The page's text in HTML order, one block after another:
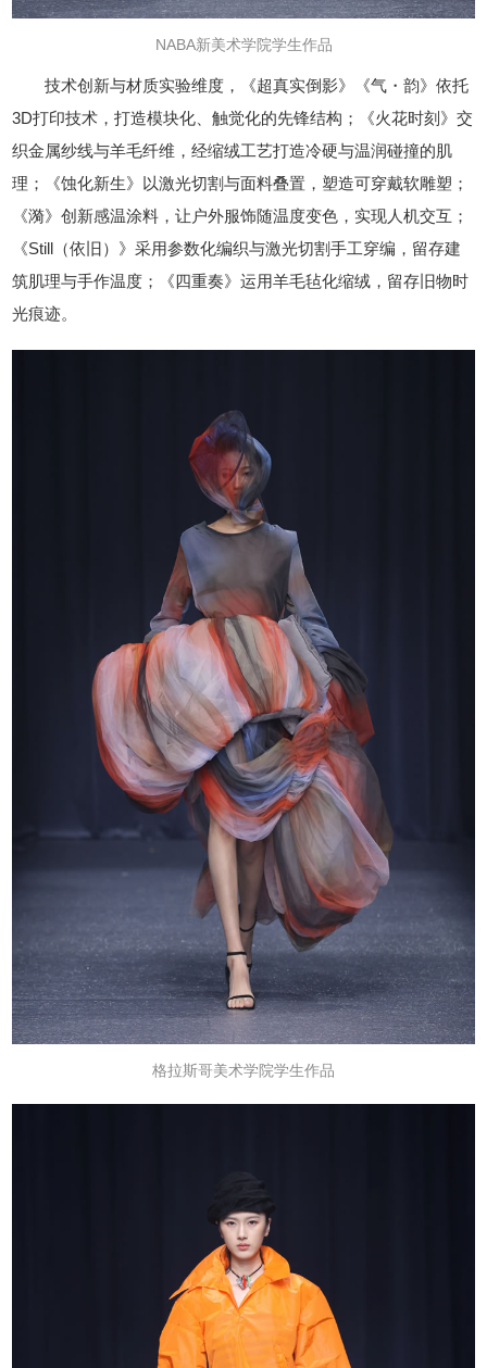
NABA新美术学院学生作品
技术创新与材质实验维度，《超真实倒影》《气・韵》依托
3D打印技术，打造模块化、触觉化的先锋结构；《火花时刻》交
织金属纱线与羊毛纤维，经缩绒工艺打造冷硬与温润碰撞的肌
理；《蚀化新生》以激光切割与面料叠置，塑造可穿戴软雕塑；
《漪》创新感温涂料，让户外服饰随温度变色，实现人机交互；
《Still（依旧）》采用参数化编织与激光切割手工穿编，留存建
筑肌理与手作温度；《四重奏》运用羊毛毡化缩绒，留存旧物时
光痕迹。
格拉斯哥美术学院学生作品